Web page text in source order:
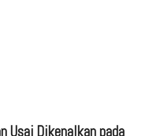
Usai Dikenalkan pada